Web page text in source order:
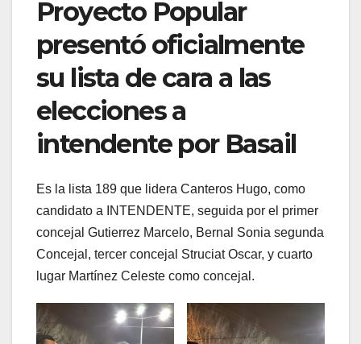
Proyecto Popular
presentó oficialmente
su lista de cara a las
elecciones a
intendente por Basail
Es la lista 189 que lidera Canteros Hugo, como
candidato a INTENDENTE, seguida por el primer
concejal Gutierrez Marcelo, Bernal Sonia segunda
Concejal, tercer concejal Struciat Oscar, y cuarto
lugar Martínez Celeste como concejal.